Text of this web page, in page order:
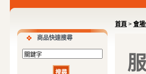
商品快速搜尋
首頁 > 會